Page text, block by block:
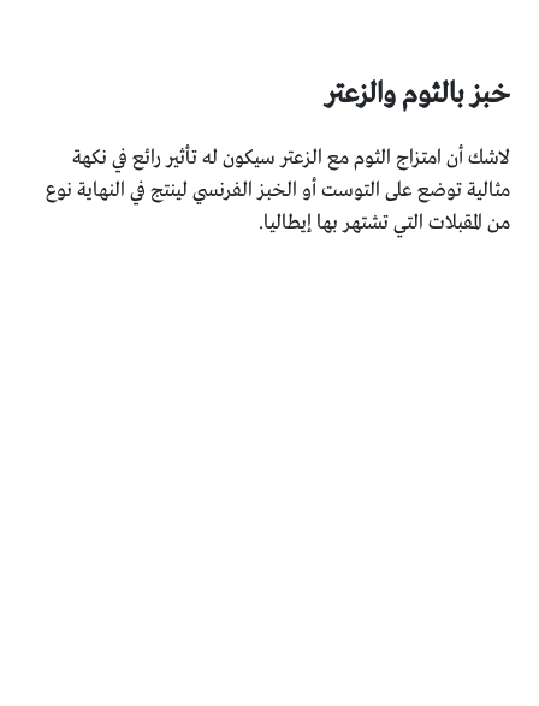
خبز بالثوم والزعتر
لاشك أن امتزاج الثوم مع الزعتر سيكون له تأثير رائع في نكهة
مثالية توضع على التوست أو الخبز الفرنسي لينتج في النهاية نوع
من المقبلات التي تشتهر بها إيطاليا.